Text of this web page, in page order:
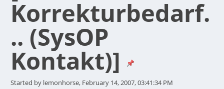
Korrekturbedarf.
.. (SysOP
Kontakt)]
Started by lemonhorse, February 14, 2007, 03:41:34 PM